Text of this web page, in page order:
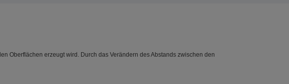
Oberflächen erzeugt wird. Durch das Verändern des Abstands zwischen den